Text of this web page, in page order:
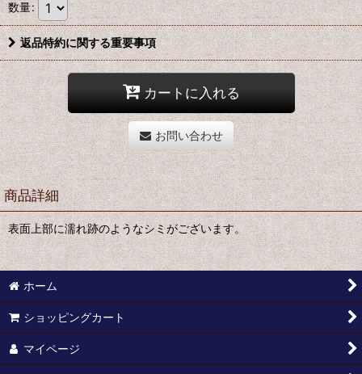
数量:
返品特約に関する重要事項
カートに入れる
お問い合わせ
商品詳細
表面上部に濡れ跡のようなシミがございます。
ホーム
ショッピングカート
マイページ